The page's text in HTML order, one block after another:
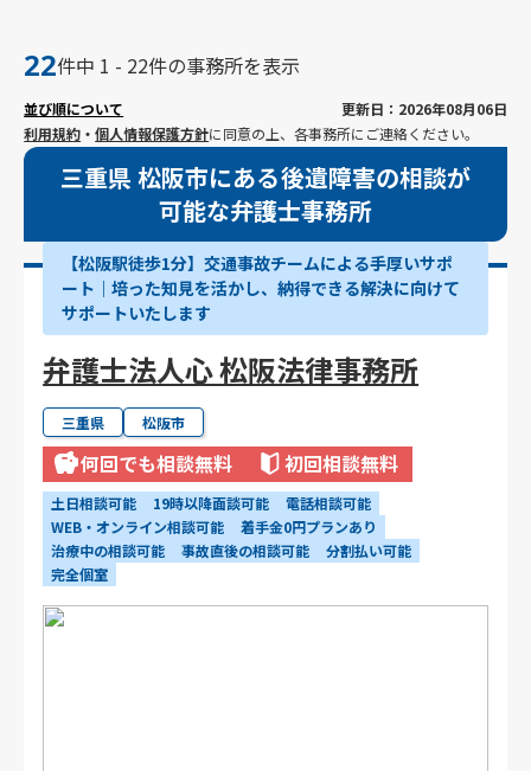
22件中 1 - 22件の事務所を表示
並び順について
更新日：2026年08月06日
利用規約 ・個人情報保護方針に同意の上、各事務所にご連絡ください。
三重県 松阪市にある後遺障害の相談が
可能な弁護士事務所
【松阪駅徒歩1分】交通事故チームによる手厚いサポ
ート｜培った知見を活かし、納得できる解決に向けて
サポートいたします
弁護士法人心 松阪法律事務所
三重県 松阪市
何回でも相談無料 初回相談無料
土日相談可能 19時以降面談可能
電話相談可能
WEB・オンライン相談可能
着手金0円プランあり
治療中の相談可能
事故直後の相談可能
分割払い可能
完全個室